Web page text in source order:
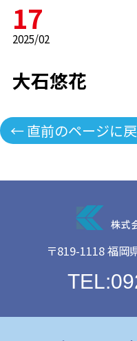
17
2025/02
大石悠花
← 直前のページに
〒819-1118 福岡